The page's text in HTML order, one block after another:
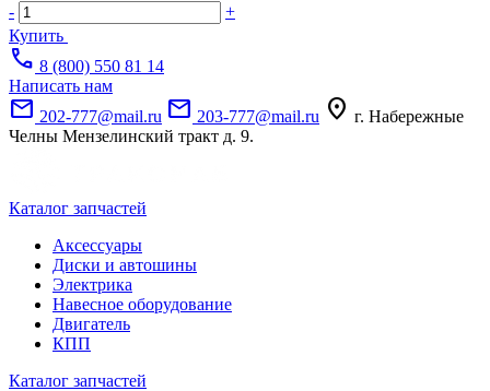
-
+
Купить
call 8 (800) 550 81 14
Написать нам
mail 202-777@mail.ru mail 203-777@mail.ru location_on г. Набережные
Челны Мензелинский тракт д. 9.
Каталог запчастей
Аксессуары
Диски и автошины
Электрика
Навесное оборудование
Двигатель
КПП
Каталог запчастей